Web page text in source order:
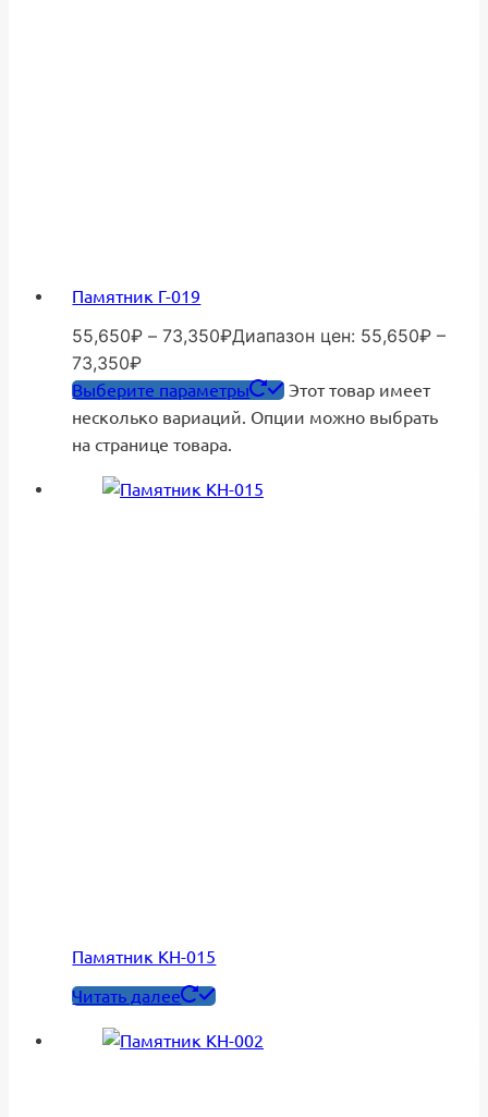
Памятник Г-019
55,650₽ – 73,350₽Диапазон цен: 55,650₽ –
73,350₽
Выберите параметры
Этот товар имеет
несколько вариаций. Опции можно выбрать
на странице товара.
Памятник КН-015
Читать далее